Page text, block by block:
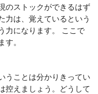
のストックができるはず
力は、覚えているという
力になります。 ここで
す。
うことは分かりきってい
控えましょう。どうして